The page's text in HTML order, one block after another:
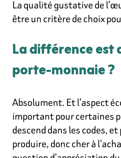
La qualité gustative de
être un critère de choix
La différence est
porte-monnaie ?
Absolument. Et l’aspect
important pour certaines
descend dans les codes,
produire, donc cher à